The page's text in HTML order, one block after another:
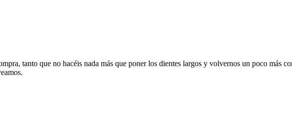
tanto que no hacéis nada más que poner los dientes largos y volvernos un poco más